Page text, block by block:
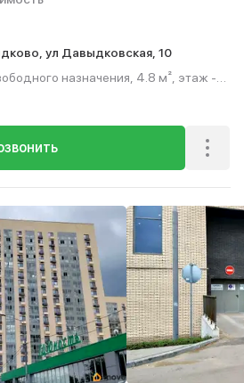
ул Давыдковская, 10
назначения, 4.8 м², этаж -2